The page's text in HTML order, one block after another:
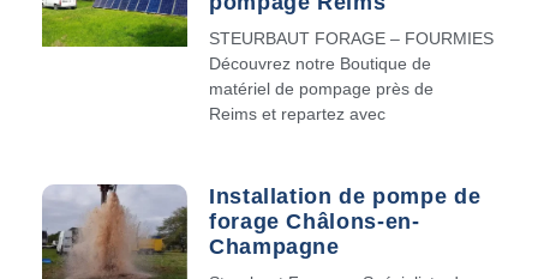
STEURBAUT FORAGE – FOURMIES
Découvrez notre Boutique de
matériel de pompage près de
Reims et repartez avec
Installation de pompe de
forage Châlons-en-
Champagne